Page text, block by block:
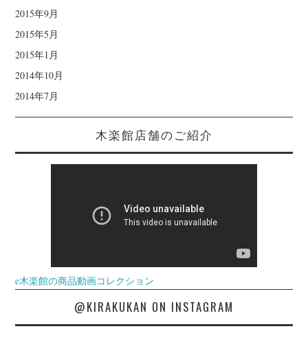
2015年9月
2015年5月
2015年1月
2014年10月
2014年7月
木楽館店舗のご紹介
e木楽館の商品動画コレクション
@KIRAKUKAN ON INSTAGRAM